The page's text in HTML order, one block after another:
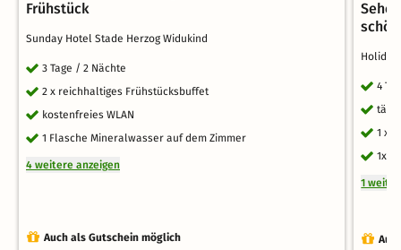
Frühstück
Sunday Hotel Stade Herzog Widukind
3 Tage / 2 Nächte
2 x reichhaltiges Frühstücksbuffet
kostenfreies WLAN
1 Flasche Mineralwasser auf dem Zimmer
4 weitere anzeigen
Auch als Gutschein möglich
4
1 x
1x
1